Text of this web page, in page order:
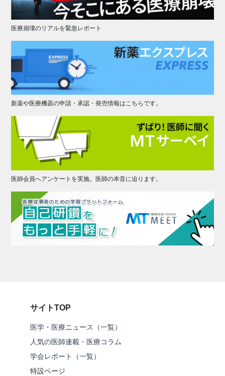
医療崩壊のリアルを緊急レポート
新薬や医療機器の申請・承認・発売情報はこちらです。
医師会員へアンケートを実施。医師の本音に迫ります。
サイトTOP
医学・医療ニュース（一覧）
人気の医師連載・医療コラム
学会レポート（一覧）
特設ページ